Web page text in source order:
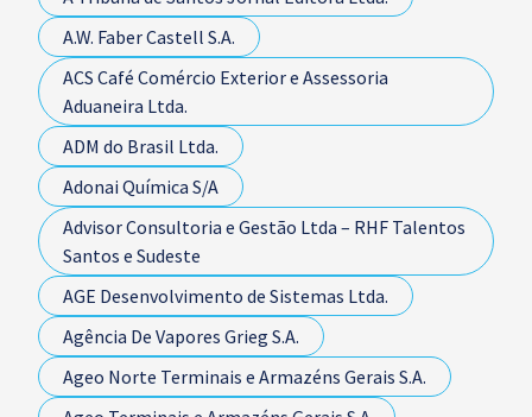
A.W. Faber Castell S.A.
ACS Café Comércio Exterior e Assessoria
Aduaneira Ltda.
ADM do Brasil Ltda.
Adonai Química S/A
Advisor Consultoria e Gestão Ltda – RHF Talentos
Santos e Sudeste
AGE Desenvolvimento de Sistemas Ltda.
Agência De Vapores Grieg S.A.
Ageo Norte Terminais e Armazéns Gerais S.A.